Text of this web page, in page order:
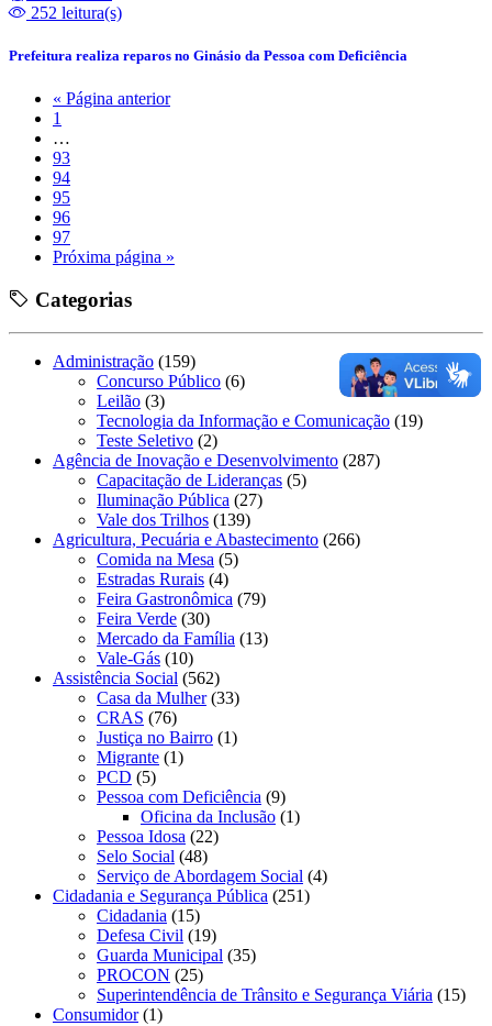
252 leitura(s)
Prefeitura realiza reparos no Ginásio da Pessoa com Deficiência
« Página anterior
1
…
93
94
95
96
97
Próxima página »
Categorias
Administração (159)
Concurso Público (6)
Leilão (3)
Tecnologia da Informação e Comunicação (19)
Teste Seletivo (2)
Agência de Inovação e Desenvolvimento (287)
Capacitação de Lideranças (5)
Iluminação Pública (27)
Vale dos Trilhos (139)
Agricultura, Pecuária e Abastecimento (266)
Comida na Mesa (5)
Estradas Rurais (4)
Feira Gastronômica (79)
Feira Verde (30)
Mercado da Família (13)
Vale-Gás (10)
Assistência Social (562)
Casa da Mulher(33)
CRAS (76)
Justiça no Bairro (1)
Migrante (1)
PCD (5)
Pessoa com Deficiência (9)
Oficina da Inclusão (1)
Pessoa Idosa (22)
Selo Social (48)
Serviço de Abordagem Social (4)
Cidadania e Segurança Pública (251)
Cidadania (15)
Defesa Civil (19)
Guarda Municipal (35)
PROCON (25)
Superintendência de Trânsito e Segurança Viária (15)
Consumidor(1)